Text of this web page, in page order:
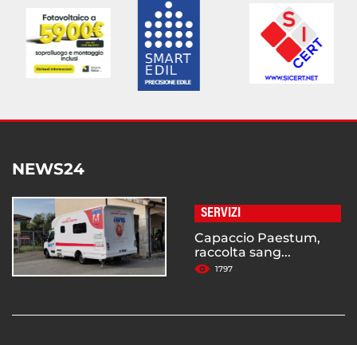
NEWS24
SERVIZI
Capaccio Paestum,
raccolta sang...
1797